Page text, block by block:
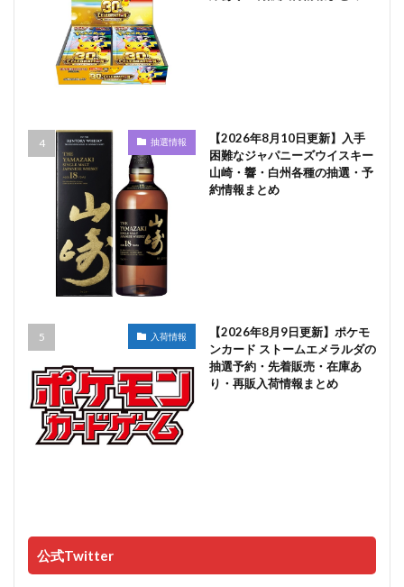
抽選情報
【2026年8月10日更新】入手
困難なジャパニーズウイスキー
山崎・響・白州各種の抽選・予
約情報まとめ
入荷情報
【2026年8月9日更新】ポケモ
ンカード ストームエメラルダの
抽選予約・先着販売・在庫あ
り・再販入荷情報まとめ
公式Twitter